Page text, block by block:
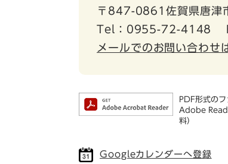
〒847-0861佐賀県唐津
Tel：0955-72-4148
メールでのお問い合わせ
PDF形式の
Adobe
料）
Googleカレンダーへ登録